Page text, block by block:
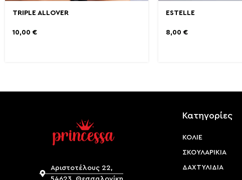
TRIPLE ALLOVER
10,00 €
ESTELLE
8,00 €
Αριστοτέλους 22,
Κατηγορίες
ΚΟΛΙΕ
ΣΚΟΥΛΑΡΙΚΙΑ
ΔΑΧΤΥΛΙΔΙΑ